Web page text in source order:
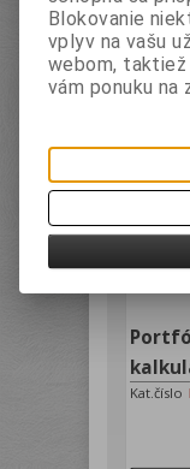
Kat.číslo
Blokovanie
vplyv na vašu
webom,
vám ponuku na